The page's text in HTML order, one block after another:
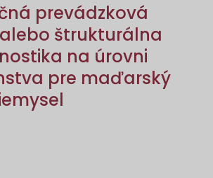
prevádzková
štrukturálna
na úrovni
pre maďarský